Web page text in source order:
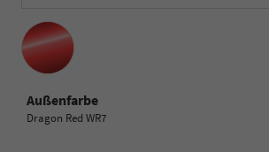
Außenfarbe
Dragon Red WR7